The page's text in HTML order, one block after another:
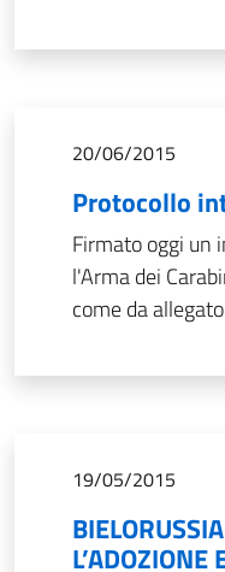
20/06/2015
Protocollo
Firmato oggi un
l'Arma dei
come da
19/05/2015